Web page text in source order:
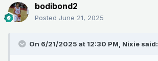
bodibond2
Posted June 21, 2025
On 6/21/2025 at 12:30 PM, Nixie said: